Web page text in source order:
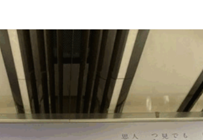
学態度を
（ポプラ）